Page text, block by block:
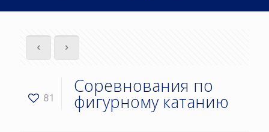
81
Соревнования по
фигурному катанию